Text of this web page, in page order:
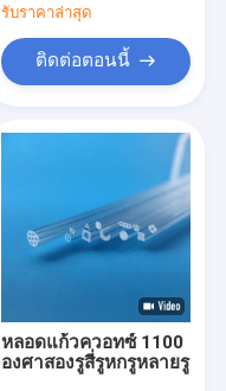
รับราคาล่าสุด
ติดต่อตอนนี้
หลอดแก้วควอทซ์ 1100
องศาสองรูสี่รูหกรูหลายรู